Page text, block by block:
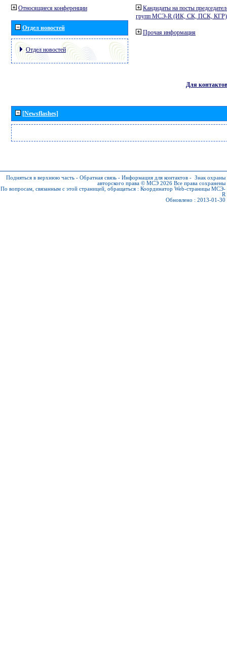
Относящиеся конференции
Отдел новостей
Отдел новостей
Кандидаты на посты
групп МСЭ-R (ИК, СК, ПСК, КГР)
Прочая информация
Для контактов
[Newsflashes]
Подняться в верхнюю часть - Обратная связь - Информация для контактов - Знак охраны
авторского права © МСЭ 2026 Все права сохранены
По вопросам, связанным с этой страницей, обращаться : Координатор Web-страницы МСЭ-
R
Обновлено : 2013-01-30